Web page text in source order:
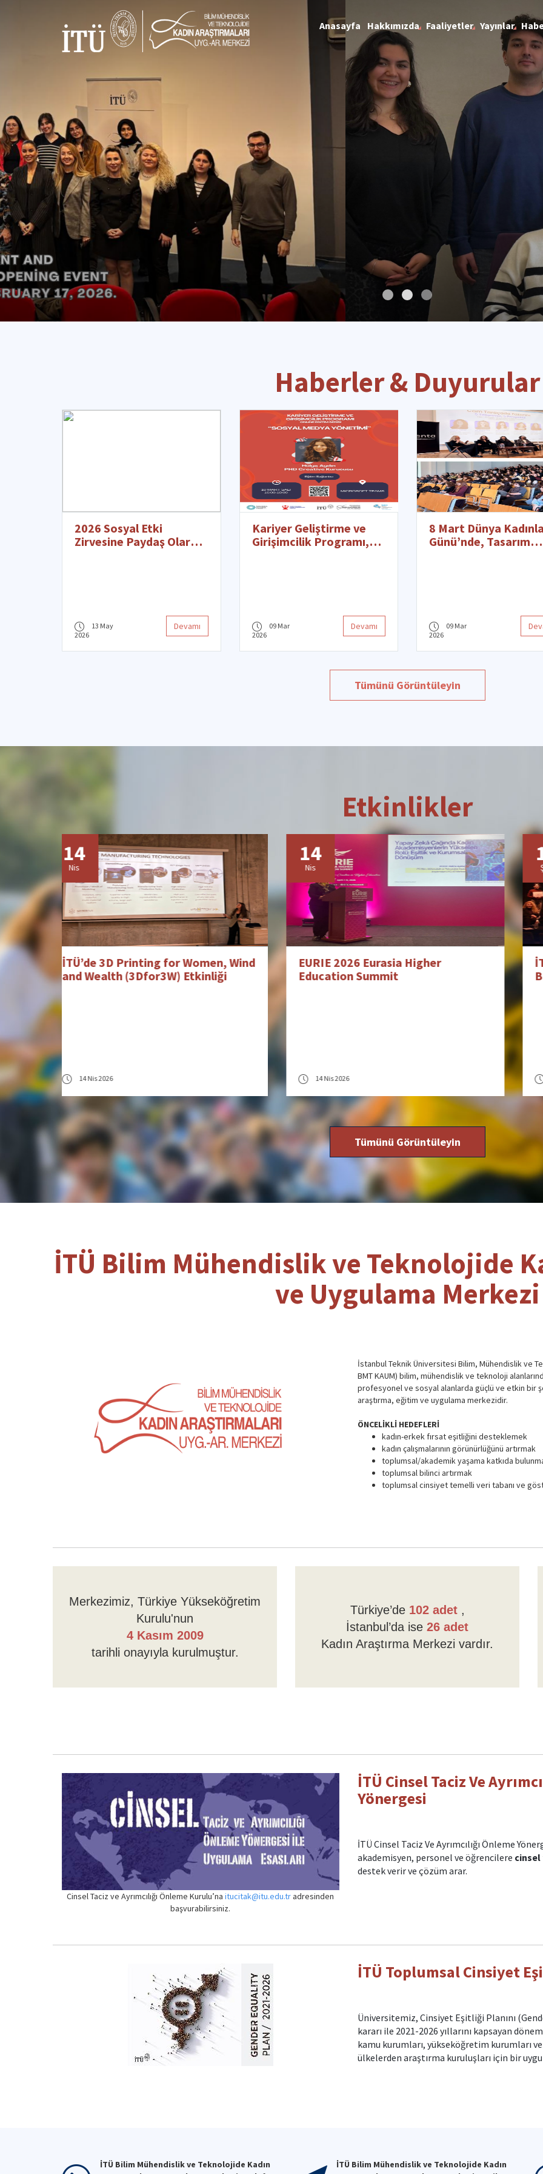
Anasayfa Hakkımızda Faaliyetler Yayınlar
Haberler & Duyurular
2026 Sosyal Etki
Zirvesine Paydaş Olarak
13 May
2026
Devamı
Kariyer Geliştirme ve
Girişimcilik Programı,
09 Mar
2026
Devamı
8 Mart Dünya
Günü’nde, Tasarım
09 Mar
2026
Tümünü Görüntüleyin
Etkinlikler
Wind
14
EURIE 2026 Eurasia Higher
Education Summit
14 Nis 2026
17
İTÜ BMT-KAUM ve İTO KGK İş
Birliğiyle Kariyer Geliştirme ve
17 Şub 2026
Tümünü Görüntüleyin
İTÜ Bilim Mühendislik ve Teknolojide
ve Uygulama Merkezi
İstanbul Teknik Üniversitesi Bilim, Mühendislik ve
BMT KAUM) bilim, mühendislik ve teknoloji
profesyonel ve sosyal alanlarda güçlü ve etkin bir
araştırma, eğitim ve uygulama merkezidir.
ÖNCELİKLİ HEDEFLERİ
kadın-erkek fırsat eşitliğini desteklemek
kadın çalışmalarının görünürlüğünü artırmak
toplumsal/akademik yaşama katkıda
toplumsal bilinci artırmak
toplumsal cinsiyet temelli veri tabanı ve
Merkezimiz, Türkiye Yükseköğretim
Kurulu'nun
4 Kasım 2009
tarihli onayıyla kurulmuştur.
Türkiye’de 102 adet ,
İstanbul’da ise 26 adet
Kadın Araştırma Merkezi vardır.
Cinsel Taciz ve Ayrımcılığı Önleme Kurulu’naitucitak@itu.edu.tradresinden
başvurabilirsiniz.
İTÜ Cinsel Taciz Ve
Yönergesi
İTÜ Cinsel Taciz Ve Ayrımcılığı Önleme
akademisyen, personel ve öğrencilere cinsel
destek verir ve çözüm arar.
İTÜ Toplumsal Cinsiyet
Üniversitemiz, Cinsiyet Eşitliği Planını
kararı ile 2021-2026 yıllarını kapsayan
kamu kurumları, yükseköğretim kurumları
ülkelerden araştırma kuruluşları için bir
İTÜ Bilim Mühendislik ve Teknolojide Kadın
İTÜ Bilim Mühendislik ve Teknolojide Kadın